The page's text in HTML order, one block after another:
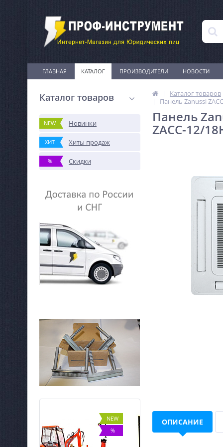
ГЛАВНАЯ КАТАЛОГ ПРОИЗВОДИТЕЛИ НОВОСТИ
Каталог товаров
NEW Новинки
ХИТ Хиты продаж
% Скидки
Каталог товаров
Панель Zanussi
Панель
ZАCC-12/
ОПИСАНИЕ